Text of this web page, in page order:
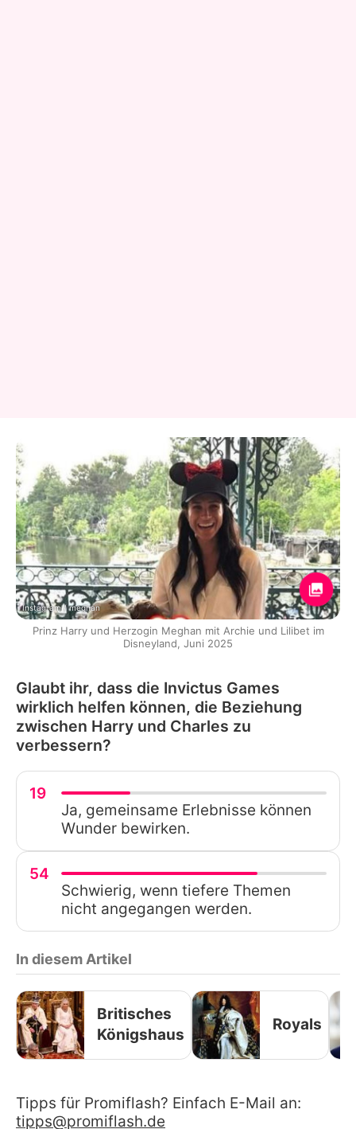
Instagram / meghan
Prinz Harry und Herzogin Meghan mit Archie und Lilibet im
Disneyland, Juni 2025
Glaubt ihr, dass die Invictus Games
wirklich helfen können, die Beziehung
zwischen Harry und Charles zu
verbessern?
19
Ja, gemeinsame Erlebnisse können
Wunder bewirken.
54
Schwierig, wenn tiefere Themen
nicht angegangen werden.
In diesem Artikel
Britisches
Königshaus
Royals
Tipps für Promiflash? Einfach E-Mail an:
tipps@promiflash.de